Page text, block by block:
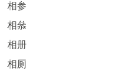
相参
相叅
相册
相厕